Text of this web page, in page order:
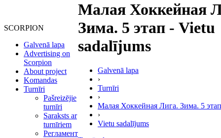
SCORPION
Galvenā lapa
Advertising on
Scorpion
About project
Komandas
Turnīri
Pašreizējie
turnīri
Saraksts ar
turnīriem
Регламент
Малая Хоккейная
Зима. 5 этап - Vietu
sadalījums
Galvenā lapa
›
Turnīri
›
Малая Хоккейная Лига. Зима. 5 этап
›
Vietu sadalījums